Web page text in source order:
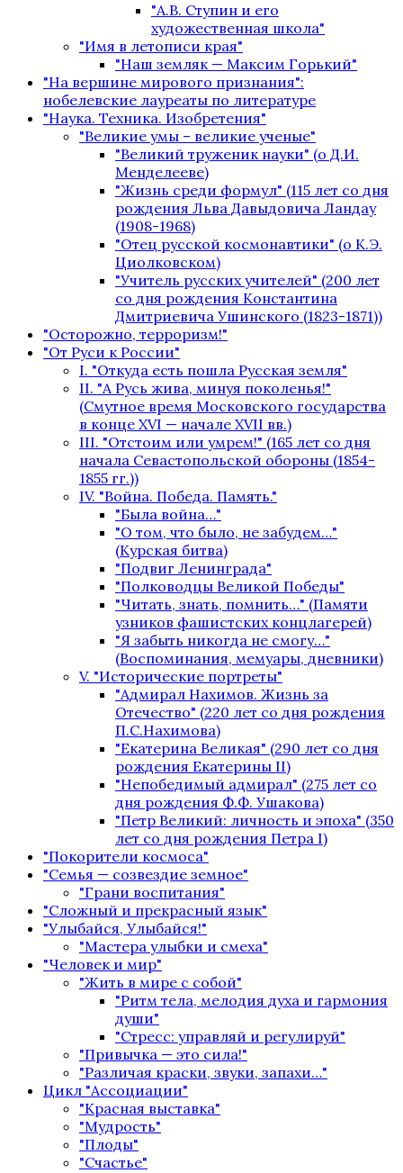
"А.В. Ступин и его
художественная школа"
"Имя в летописи края"
"Наш земляк — Максим Горький"
"На вершине мирового признания":
нобелевские лауреаты по литературе
"Наука. Техника. Изобретения"
"Великие умы – великие ученые"
"Великий труженик науки" (о Д.И.
Менделееве)
"Жизнь среди формул" (115 лет со дня
рождения Льва Давыдовича Ландау
(1908-1968)
"Отец русской космонавтики" (о К.Э.
Циолковском)
"Учитель русских учителей" (200 лет
со дня рождения Константина
Дмитриевича Ушинского (1823-1871))
"Осторожно, терроризм!"
"От Руси к России"
I. "Откуда есть пошла Русская земля"
II. "А Русь жива, минуя поколенья!"
(Смутное время Московского государства
в конце XVI — начале XVII вв.)
III. "Отстоим или умрем!" (165 лет со дня
начала Севастопольской обороны (1854-
1855 гг.))
IV. "Война. Победа. Память."
"Была война…"
"О том, что было, не забудем…"
(Курская битва)
"Подвиг Ленинграда"
"Полководцы Великой Победы"
"Читать, знать, помнить…" (Памяти
узников фашистских концлагерей)
"Я забыть никогда не смогу…"
(Воспоминания, мемуары, дневники)
V. "Исторические портреты"
"Адмирал Нахимов. Жизнь за
Отечество" (220 лет со дня рождения
П.С.Нахимова)
"Екатерина Великая" (290 лет со дня
рождения Екатерины II)
"Непобедимый адмирал" (275 лет со
дня рождения Ф.Ф. Ушакова)
"Петр Великий: личность и эпоха" (350
лет со дня рождения Петра I)
"Покорители космоса"
"Семья — созвездие земное"
"Грани воспитания"
"Сложный и прекрасный язык"
"Улыбайся, Улыбайся!"
"Мастера улыбки и смеха"
"Человек и мир"
"Жить в мире с собой"
"Ритм тела, мелодия духа и гармония
души"
"Стресс: управляй и регулируй"
"Привычка — это сила!"
"Различая краски, звуки, запахи…"
Цикл "Ассоциации"
"Красная выставка"
"Мудрость"
"Плоды"
"Счастье"